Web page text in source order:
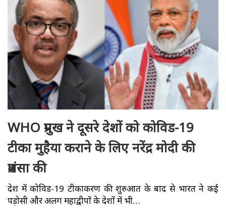
WHO प्रमुख ने दूसरे देशों को कोविड-19
टीका मुहैया कराने के लिए नरेंद्र मोदी की
प्रशंसा की
देश में कोविड-19 टीकाकरण की शुरुआत के बाद से भारत ने कई
पड़ोसी और अलग महाद्वीपों के देशों में भी…